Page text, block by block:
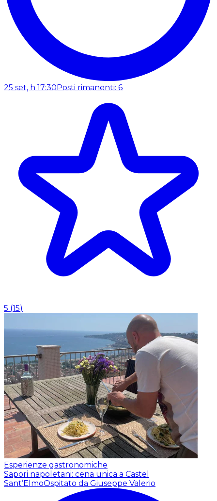
25 set, h 17:30Posti rimanenti: 6
5 (15)
Esperienze gastronomiche
Sapori napoletani: cena unica a Castel
Sant’ElmoOspitato da Giuseppe Valerio